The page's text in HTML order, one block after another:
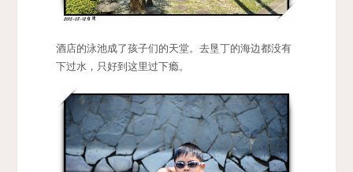
酒店的泳池成了孩子们的天堂。去垦丁的海边都没有
下过水，只好到这里过下瘾。